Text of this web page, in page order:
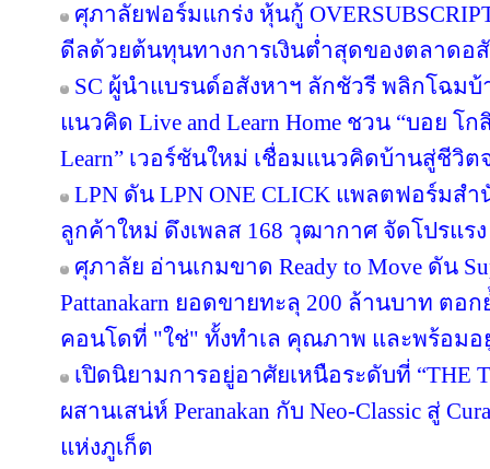
ศุภาลัยฟอร์มแกร่ง หุ้นกู้
ดีลด้วยต้นทุนทางการเงินต่ำสุดของตลาดอ
SC ผู้นำแบรนด์อสังหาฯ ลักชัวรี พลิกโฉมบ้
แนวคิด Live and Learn Home ชวน “บอย โ
Learn” เวอร์ชันใหม่ เชื่อมแนวคิดบ้านสู่ชีวิต
LPN ดัน LPN ONE CLICK แพลตฟอร์มส
ลูกค้าใหม่ ดึงเพลส 168 วุฒากาศ จัดโปรแร
ศุภาลัย อ่านเกมขาด Ready to Move ดัน
Pattanakarn ยอดขายทะลุ 200 ล้านบาท ต
คอนโดที่ "ใช่" ทั้งทำเล คุณภาพ และพร้อมอ
เปิดนิยามการอยู่อาศัยเหนือระดับที่ “THE
ผสานเสน่ห์ Peranakan กับ Neo-Classic สู่
แห่งภูเก็ต